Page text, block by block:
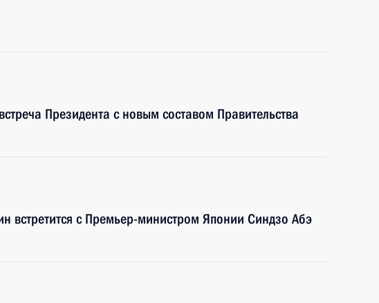
Президента с новым составом Правительства
встретится с Премьер-министром Японии Синдзо Абэ